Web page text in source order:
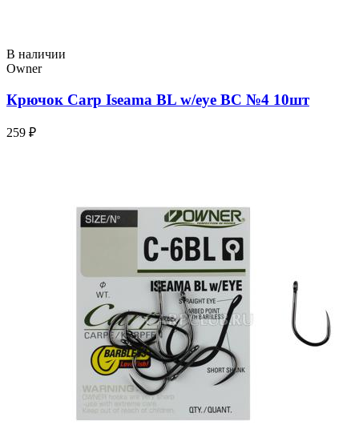
В наличии
Owner
Крючок Carp Iseama BL w/eye BC №4 10шт
259 ₽